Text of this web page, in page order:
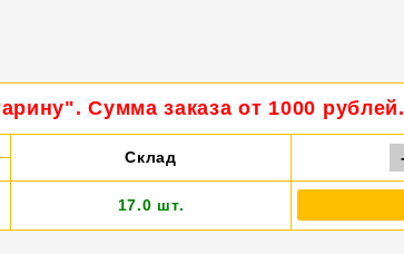
Сумма заказа от 1000 рублей.
Склад -
17.0 шт.